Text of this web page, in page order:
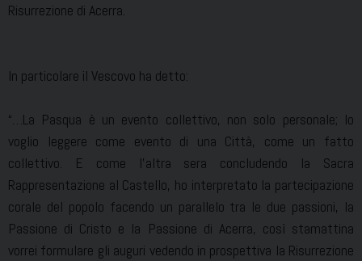
Risurrezione di Acerra.
In particolare il Vescovo ha detto:
“…La Pasqua è un evento collettivo, non solo personale; lo
voglio leggere come evento di una Città, come un fatto
collettivo. E come l’altra sera concludendo la Sacra
Rappresentazione al Castello, ho interpretato la partecipazione
corale del popolo facendo un parallelo tra le due passioni, la
Passione di Cristo e la Passione di Acerra, così stamattina
vorrei formulare gli auguri vedendo in prospettiva la Risurrezione